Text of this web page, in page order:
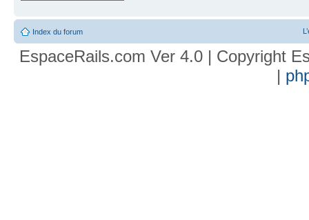
Index du forum
EspaceRails.com Ver 4.0 | Copyright
|